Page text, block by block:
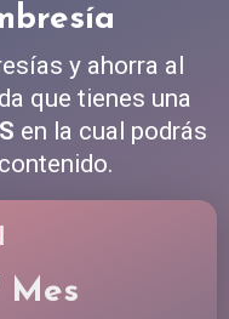
y ahorra al
que tienes una
en la cual podrás
Mes